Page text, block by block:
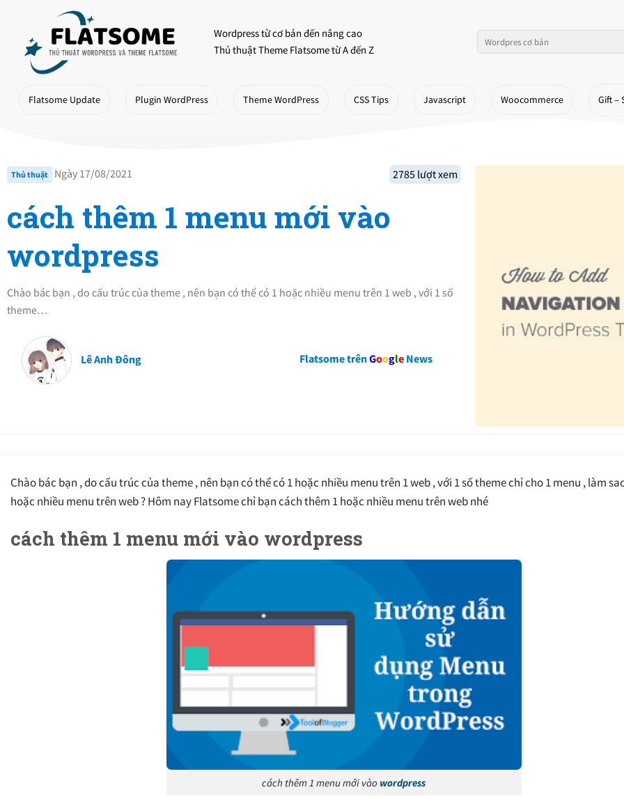
content
Wordpress từ cơ bản đến nâng cao
Thủ thuật Theme Flatsome từ A đến Z
Flatsome Update Plugin WordPress Theme WordPress CSS Tips Javascript Woocommerce Gift –
Thủ thuật Ngày 17/08/2021 2785 lượt xem
cách thêm 1 menu mới vào
wordpress
Chào bác bạn , do cấu trúc của theme , nên bạn có thể có 1 hoặc nhiều menu trên 1 web , với 1 số
theme…
Lê Anh Đông Flatsome trênGoogleNews
Chào bác bạn , do cấu trúc của theme , nên bạn có thể có 1 hoặc nhiều menu trên 1 web , với 1 số theme chỉ cho 1 menu , làm
hoặc nhiều menu trên web ? Hôm nay Flatsome chỉ bạn cách thêm 1 hoặc nhiều menu trên web nhé
cách thêm 1 menu mới vào wordpress
cách thêm 1 menu mới vào wordpress